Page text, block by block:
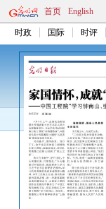
首页 English
时政 国际 时评